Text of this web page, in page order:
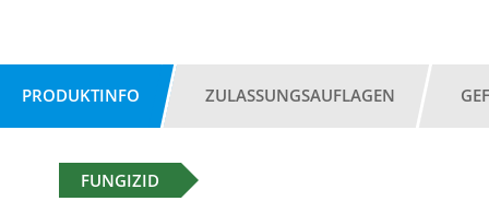
PRODUKTINFO ZULASSUNGSAUFLAGEN
FUNGIZID